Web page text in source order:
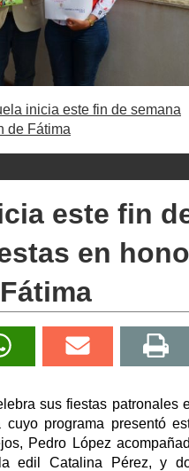
inicia este fin de semana
de Fátima
este fin
en
sus fiestas patronales
programa presentó
Pedro López
edil Catalina Pérez, y